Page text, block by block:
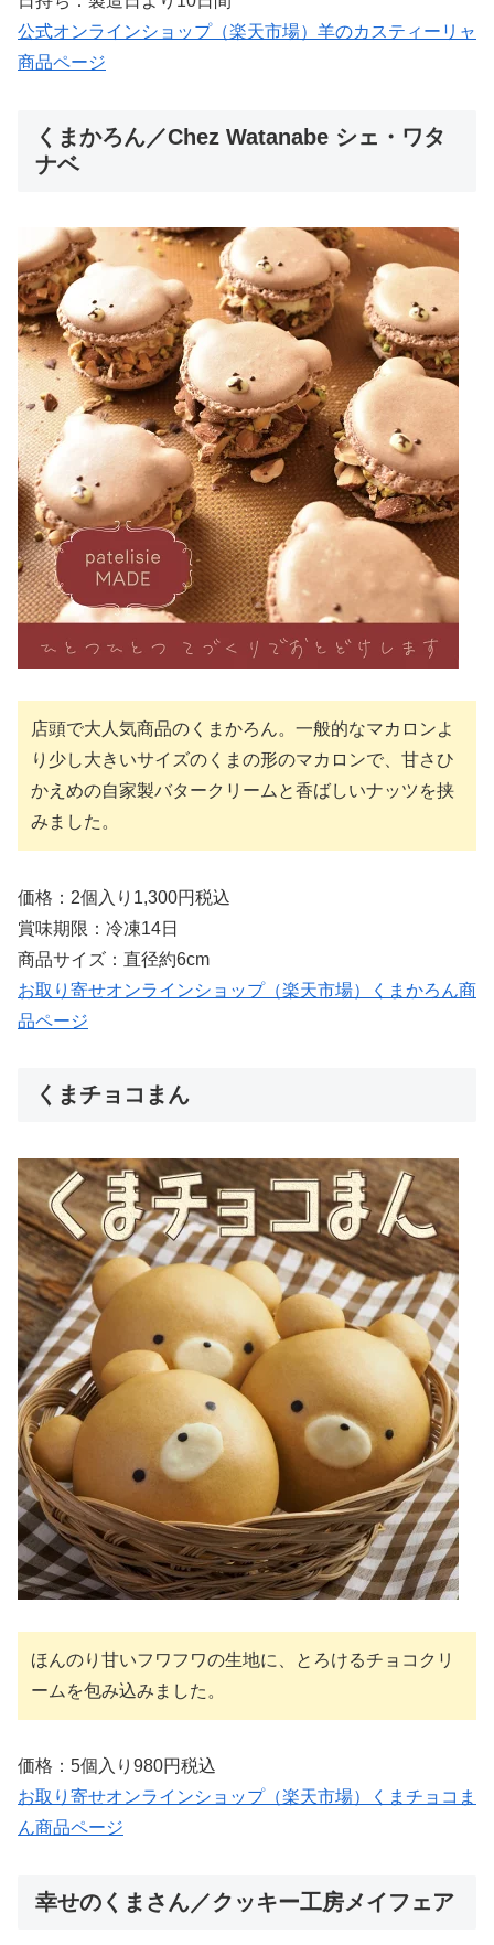
公式オンラインショップ（楽天市場）羊のカスティーリャ
商品ページ
くまかろん／Chez Watanabe シェ・ワタ
ナベ
店頭で大人気商品のくまかろん。一般的なマカロンよ
り少し大きいサイズのくまの形のマカロンで、甘さひ
かえめの自家製バタークリームと香ばしいナッツを挟
みました。
価格：2個入り1,300円税込
賞味期限：冷凍14日
商品サイズ：直径約6cm
お取り寄せオンラインショップ（楽天市場）くまかろん商
品ページ
くまチョコまん
ほんのり甘いフワフワの生地に、とろけるチョコクリ
ームを包み込みました。
価格：5個入り980円税込
お取り寄せオンラインショップ（楽天市場）くまチョコま
ん商品ページ
幸せのくまさん／クッキー工房メイフェア